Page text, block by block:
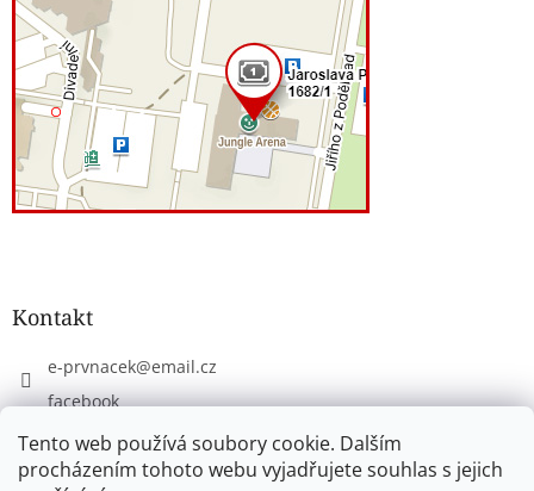
Tento web používá soubory cookie. Dalším
procházením tohoto webu vyjadřujete souhlas s jejich
Kontakt
e-prvnacek@email.cz
facebook
eprvnacek